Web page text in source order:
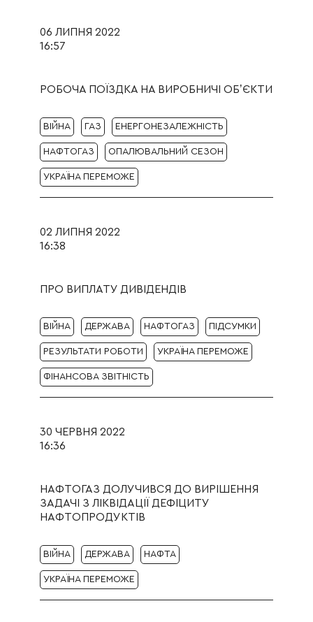
06 ЛИПНЯ 2022
16:57
РОБОЧА ПОЇЗДКА НА ВИРОБНИЧІ ОБʼЄКТИ
ВІЙНА ГАЗ ЕНЕРГОНЕЗАЛЕЖНІСТЬ
НАФТОГАЗ ОПАЛЮВАЛЬНИЙ СЕЗОН
УКРАЇНА ПЕРЕМОЖЕ
02 ЛИПНЯ 2022
16:38
ПРО ВИПЛАТУ ДИВІДЕНДІВ
ВІЙНА ДЕРЖАВА НАФТОГАЗ ПІДСУМКИ
РЕЗУЛЬТАТИ РОБОТИ УКРАЇНА ПЕРЕМОЖЕ
ФІНАНСОВА ЗВІТНІСТЬ
30 ЧЕРВНЯ 2022
16:36
НАФТОГАЗ ДОЛУЧИВСЯ ДО ВИРІШЕННЯ
ЗАДАЧІ З ЛІКВІДАЦІЇ ДЕФІЦИТУ
НАФТОПРОДУКТІВ
ВІЙНА ДЕРЖАВА НАФТА
УКРАЇНА ПЕРЕМОЖЕ